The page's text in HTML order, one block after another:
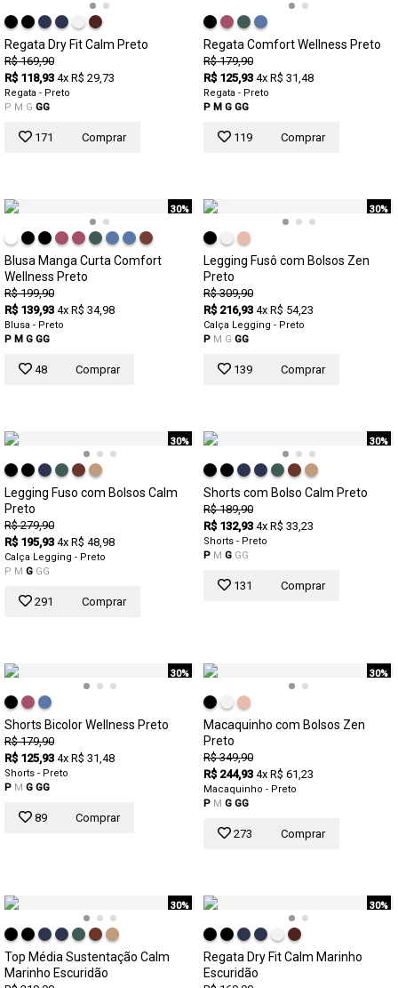
Regata Dry Fit Calm Preto
R$ 169,90
R$ 118,93 4x R$ 29,73
Regata - Preto
P M G GG
171 Comprar
Regata Comfort Wellness Preto
R$ 179,90
R$ 125,93 4x R$ 31,48
Regata - Preto
P M G GG
119 Comprar
30%
Blusa Manga Curta Comfort
Wellness Preto
R$ 199,90
R$ 139,93 4x R$ 34,98
Blusa - Preto
P M G GG
48 Comprar
30%
Legging Fusô com Bolsos Zen
Preto
R$ 309,90
R$ 216,93 4x R$ 54,23
Calça Legging - Preto
P M G GG
139 Comprar
30%
Legging Fuso com Bolsos Calm
Preto
R$ 279,90
R$ 195,93 4x R$ 48,98
Calça Legging - Preto
P M G GG
291 Comprar
30%
Shorts com Bolso Calm Preto
R$ 189,90
R$ 132,93 4x R$ 33,23
Shorts - Preto
P M G GG
131 Comprar
30%
Shorts Bicolor Wellness Preto
R$ 179,90
R$ 125,93 4x R$ 31,48
Shorts - Preto
P M G GG
89 Comprar
30%
Macaquinho com Bolsos Zen
Preto
R$ 349,90
R$ 244,93 4x R$ 61,23
Macaquinho - Preto
P M G GG
273 Comprar
30%
Top Média Sustentação Calm
Marinho Escuridão
30%
Regata Dry Fit Calm Marinho
Escuridão